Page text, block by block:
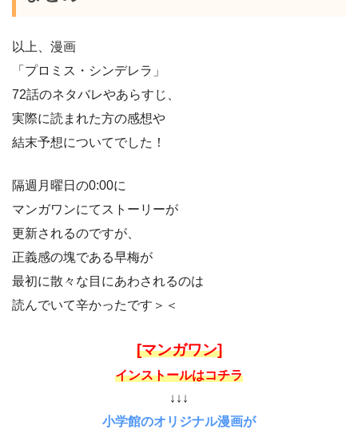
以上、漫画
「プロミス・シンデレラ」
72話のネタバレやあらすじ、
実際に読まれた方の感想や
結末予想についてでした！
隔週月曜日の0:00に
マンガワンにてストーリーが
更新されるのですが、
正義感の塊である早梅が
最初に散々な目にあわされるのは
読んでいて辛かったです＞＜
[マンガワン]
インストールはコチラ
↓↓↓
小学館のオリジナル漫画が